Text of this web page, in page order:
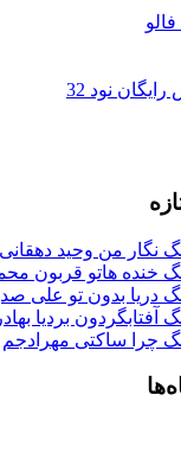
وحید دهقانی
قربون محمدعلیزاده
تو علی صدیقی
بردیا بهادر
مهرادجم